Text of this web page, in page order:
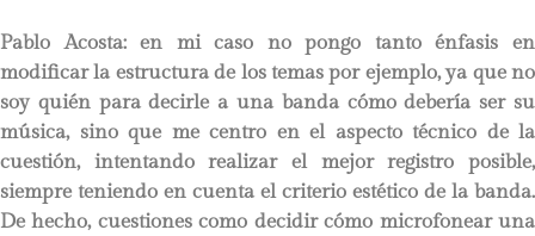
Pablo Acosta:en mi caso no pongo tanto énfasis en
modificar la estructura de los temas por ejemplo, ya que no
soy quién para decirle a una banda cómo debería ser su
música, sino que me centro en el aspecto técnico de la
cuestión, intentando realizar el mejor registro posible,
siempre teniendo en cuenta el criterio estético de la banda.
De hecho, cuestiones como decidir cómo microfonear una